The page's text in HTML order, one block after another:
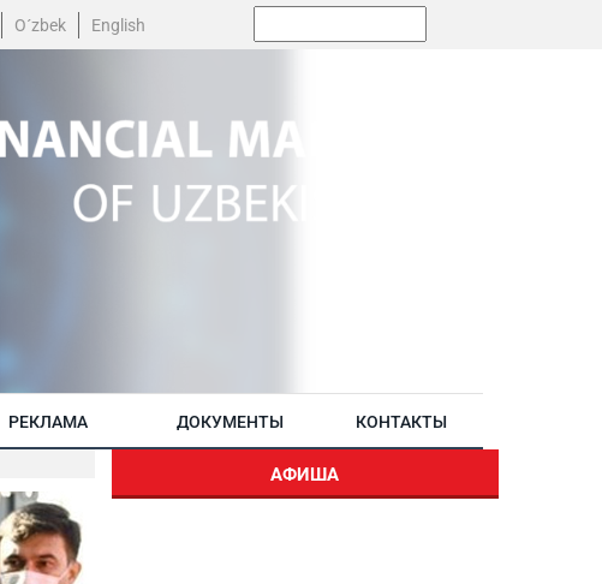
O´zbek English
РЕКЛАМА ДОКУМЕНТЫ КОНТАКТЫ
АФИША